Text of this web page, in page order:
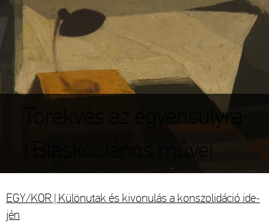
Törekvés az egyensúlyra
| Blaskó János művei
EGY/KOR | Kü­lön­utak és ki­vo­nu­lás a kon­szo­li­dá­ció ide­
jén